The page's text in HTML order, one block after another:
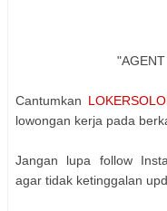
Cantumkan
lowongan kerja pada
Jangan lupa follow
agar tidak ketinggalan